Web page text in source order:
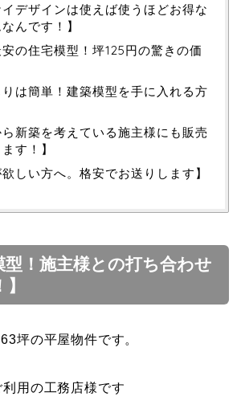
イデザインは使えば使うほどお得な
んです！】
安の住宅模型！坪125円の驚きの価
りは簡単！建築模型を手に入れる方
ら新築を考えている施主様にも販売
す！】
欲しい方へ。格安でお送りします】
型！施主様との打ち合わせ
坪の平屋物件です。
用の工務店様です